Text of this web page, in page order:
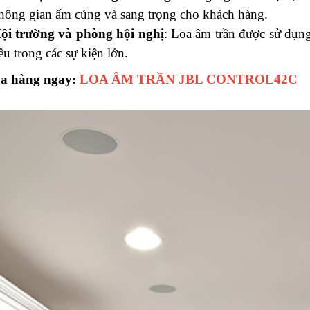
gian ấm cúng và sang trọng cho khách hàng.
trường và phòng hội nghị: Loa âm trần được sử
trong các sự kiện lớn.
hàng ngay: LOA ÂM TRẦN JBL CONTROL42C